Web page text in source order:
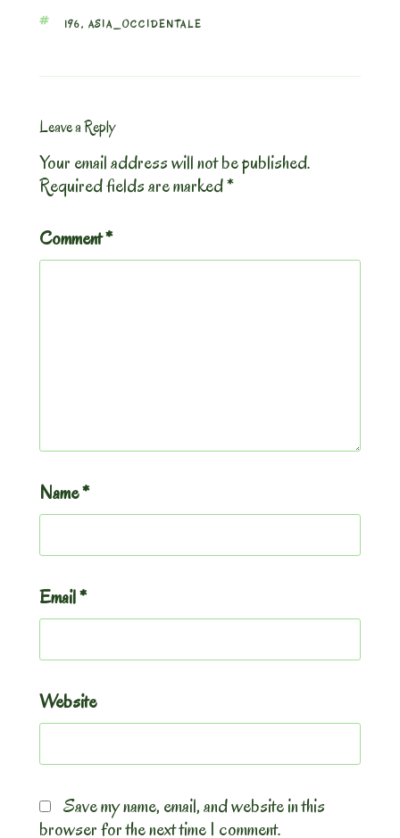
TAGS
196, ASIA_OCCIDENTALE
Leave a Reply
Your email address will not be published.
Required fields are marked*
Comment*
Name*
Email*
Website
Save my name, email, and website in this
browser for the next time I comment.